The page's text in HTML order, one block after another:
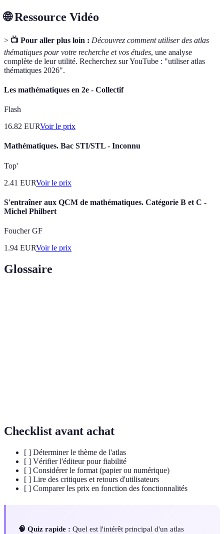
🌐 Ressource Vidéo
> 📺 Pour aller plus loin : Découvrez comment utiliser des atlas
thématiques pour votre recherche et vos études, une analyse
complète de leur utilité. Recherchez sur YouTube : "utiliser atlas
thématiques 2026".
Les mathématiques en 2e - Collectif
Flash
16.82 EURVoir le prix
Mathématiques. Bac STI/STL - Inconnu
Top'
2.41 EURVoir le prix
S'entraîner aux QCM de mathématiques. Catégorie B et C -
Michel Philbert
Foucher GF
1.94 EURVoir le prix
Glossaire
Checklist avant achat
[ ] Déterminer le thème de l'atlas
[ ] Vérifier l'éditeur pour fiabilité
[ ] Considérer le format (papier ou numérique)
[ ] Lire des critiques et retours d'utilisateurs
[ ] Comparer les prix en fonction des fonctionnalités
🧠 Quiz rapide : Quel est l'intérêt principal d'un atlas